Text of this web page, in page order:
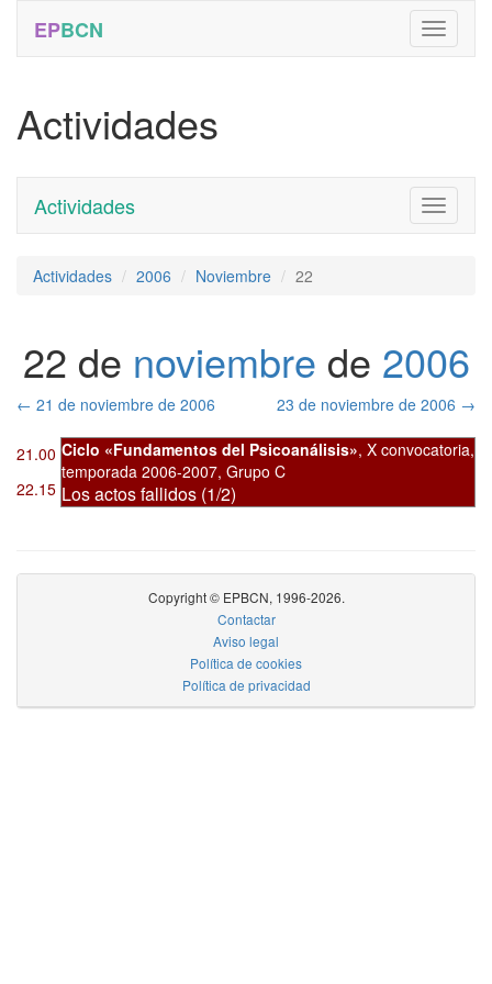
EPBCN
Actividades
Toggle
Actividades
Actividades 2006 Noviembre 22
22 de noviembre de 2006
← 21 de noviembre de 2006 23 de noviembre de 2006 →
21.00 Ciclo «Fundamentos del Psicoanálisis», X convocatoria,
temporada 2006-2007, Grupo C
Los actos fallidos (1/2)
22.15
Copyright © EPBCN, 1996-2026.
Contactar
Aviso legal
Política de cookies
Política de privacidad